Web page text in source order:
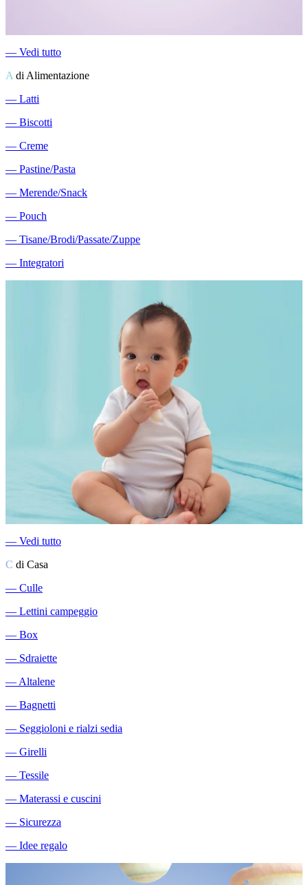
― Vedi tutto
A di Alimentazione
― Latti
― Biscotti
― Creme
― Pastine/Pasta
― Merende/Snack
― Pouch
― Tisane/Brodi/Passate/Zuppe
― Integratori
― Vedi tutto
C di Casa
― Culle
― Lettini campeggio
― Box
― Sdraiette
―Altalene
― Bagnetti
― Seggioloni e rialzi sedia
― Girelli
― Tessile
― Materassi e cuscini
― Sicurezza
― Idee regalo